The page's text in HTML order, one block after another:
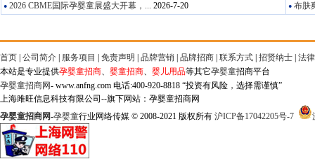
●2026 CBME国际孕婴童展盛大开幕，... 2026-7-20 ●布肤
首页 公司简介 服务项目 免责声明 品牌营销 品牌招商 联系方式 招贤纳士 法
本站是专业提供孕婴童招商、 婴童招商、 婴儿用品等其它孕婴童招商平台
孕婴童招商网- www.anfng.com 电话:400-920-8818 “投资有风险，选择需谨慎”
上海雎旺信息科技有限公司--旗下网站：孕婴童招商网
孕婴童招商网-孕婴童行业网络传媒 © 2008-2021 版权所有 沪ICP备17042205号-7